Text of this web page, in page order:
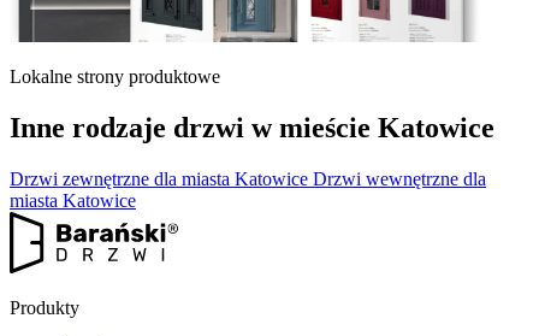
Lokalne strony produktowe
Inne rodzaje drzwi w mieście Katowice
Drzwi zewnętrzne dla miasta Katowice Drzwi wewnętrzne dla
miasta Katowice
Produkty